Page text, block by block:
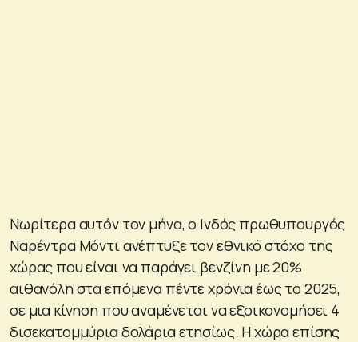
Νωρίτερα αυτόν τον μήνα, ο Ινδός πρωθυπουργός
Ναρέντρα Μόντι ανέπτυξε τον εθνικό στόχο της
χώρας που είναι να παράγει βενζίνη με 20%
αιθανόλη στα επόμενα πέντε χρόνια έως το 2025,
σε μια κίνηση που αναμένεται να εξοικονομήσει 4
δισεκατομμύρια δολάρια ετησίως. Η χώρα επίσης